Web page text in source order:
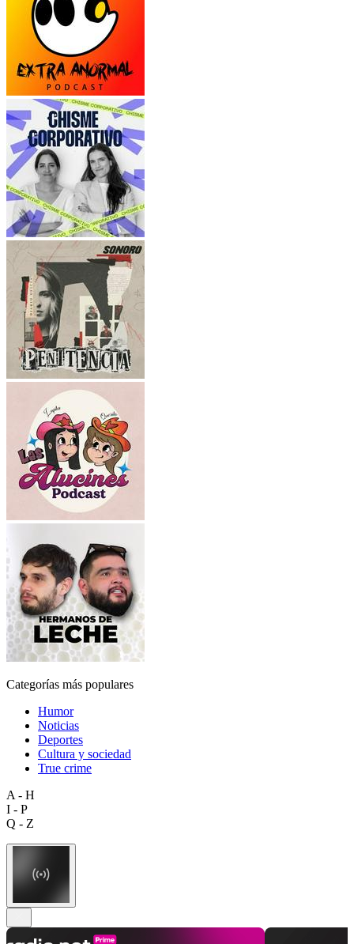
Categorías más populares
Humor
Noticias
Deportes
Cultura y sociedad
True crime
A - H
I - P
Q - Z